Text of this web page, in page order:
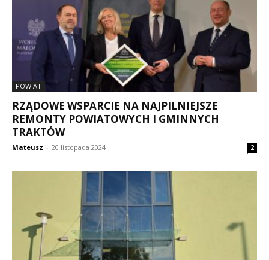
POWIAT
RZĄDOWE WSPARCIE NA NAJPILNIEJSZE
REMONTY POWIATOWYCH I GMINNYCH
TRAKTÓW
Mateusz - 20 listopada 2024 2